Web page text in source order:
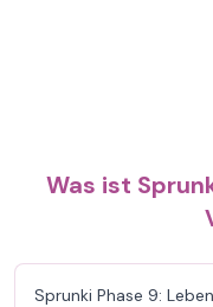
Was ist
Sprunki Phase 9: